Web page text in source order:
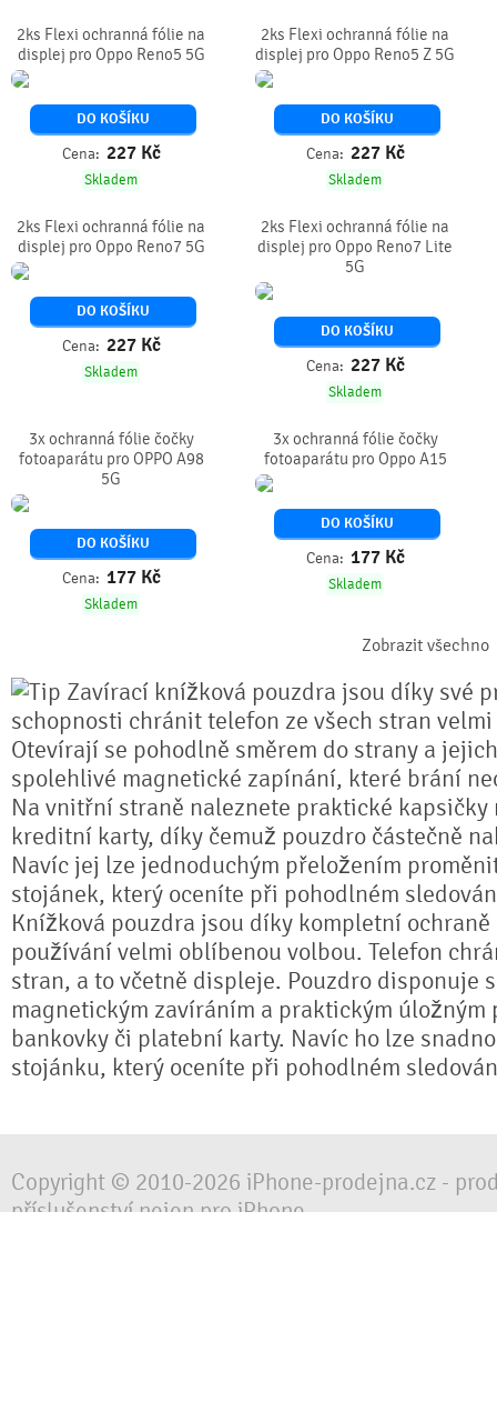
2ks Flexi ochranná fólie na
displej pro Oppo Reno5 5G
DO KOŠÍKU
Cena: 227 Kč
Skladem
2ks Flexi ochranná fólie na
displej pro Oppo Reno5 Z 5G
DO KOŠÍKU
Cena: 227 Kč
Skladem
2ks Flexi ochranná fólie na
displej pro Oppo Reno7 5G
DO KOŠÍKU
Cena: 227 Kč
Skladem
2ks Flexi ochranná fólie na
displej pro Oppo Reno7 Lite
5G
DO KOŠÍKU
Cena: 227 Kč
Skladem
3x ochranná fólie čočky
fotoaparátu pro OPPO A98
5G
DO KOŠÍKU
Cena: 177 Kč
Skladem
3x ochranná fólie čočky
fotoaparátu pro Oppo A15
DO KOŠÍKU
Cena: 177 Kč
Skladem
Zobrazit všechno
Zavírací knížková pouzdra jsou díky své
schopnosti chránit telefon ze všech stran
Otevírají se pohodlně směrem do strany a
spolehlivé magnetické zapínání, které brání
Na vnitřní straně naleznete praktické kapsičky
kreditní karty, díky čemuž pouzdro částečně
Navíc jej lze jednoduchým přeložením
stojánek, který oceníte při pohodlném
Knížková pouzdra jsou díky kompletní ochraně
používání velmi oblíbenou volbou. Telefon
stran, a to včetně displeje. Pouzdro disponuje
magnetickým zavíráním a praktickým úložným
bankovky či platební karty. Navíc ho lze
stojánku, který oceníte při pohodlném
Copyright © 2010-2026 iPhone-prodejna.cz -
příslušenství nejen pro iPhone